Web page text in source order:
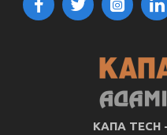
ΚΑΠΑ TECH